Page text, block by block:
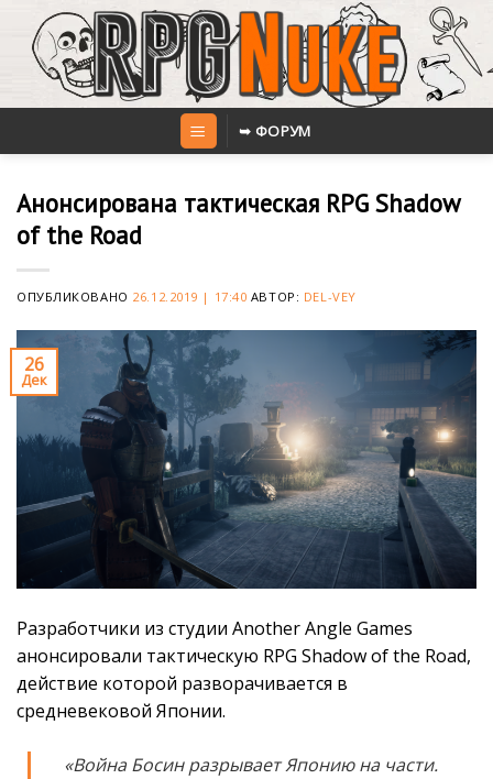
content
➥ ФОРУМ
Анонсирована тактическая RPG Shadow
of the Road
ОПУБЛИКОВАНО 26.12.2019 | 17:40 АВТОР: DEL-VEY
26
Дек
Разработчики из студии Another Angle Games
анонсировали тактическую RPG Shadow of the Road,
действие которой разворачивается в
средневековой Японии.
«Война Босин разрывает Японию на части.